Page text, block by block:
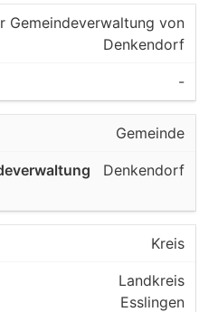
Gemeindeverwaltung von
Denkendorf
-
Gemeinde
Denkendorf
Kreis
Landkreis
Esslingen